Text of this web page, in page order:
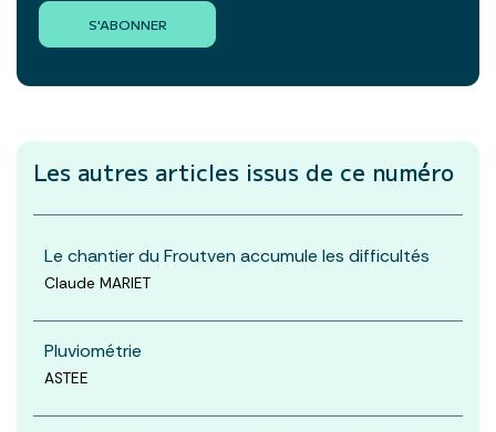
S'ABONNER
Les autres articles issus de ce numéro
Le chantier du Froutven accumule les difficultés
Claude MARIET
Pluviométrie
ASTEE